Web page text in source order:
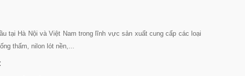
tại Hà Nội và Việt Nam trong lĩnh vực sản xuất cung cấp các loại
thấm, nilon lót nền,...